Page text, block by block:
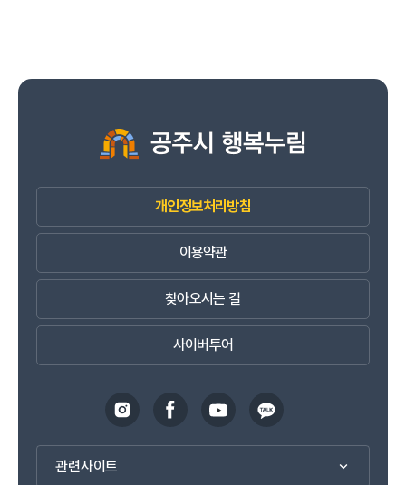
개인정보처리방침
이용약관
찾아오시는 길
사이버투어
관련사이트